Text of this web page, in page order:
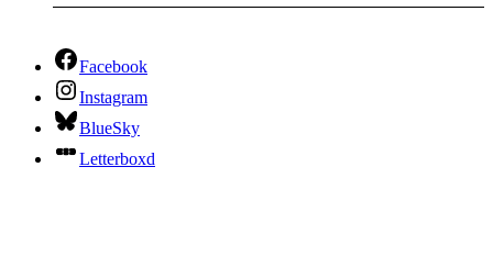
Facebook
Instagram
BlueSky
Letterboxd